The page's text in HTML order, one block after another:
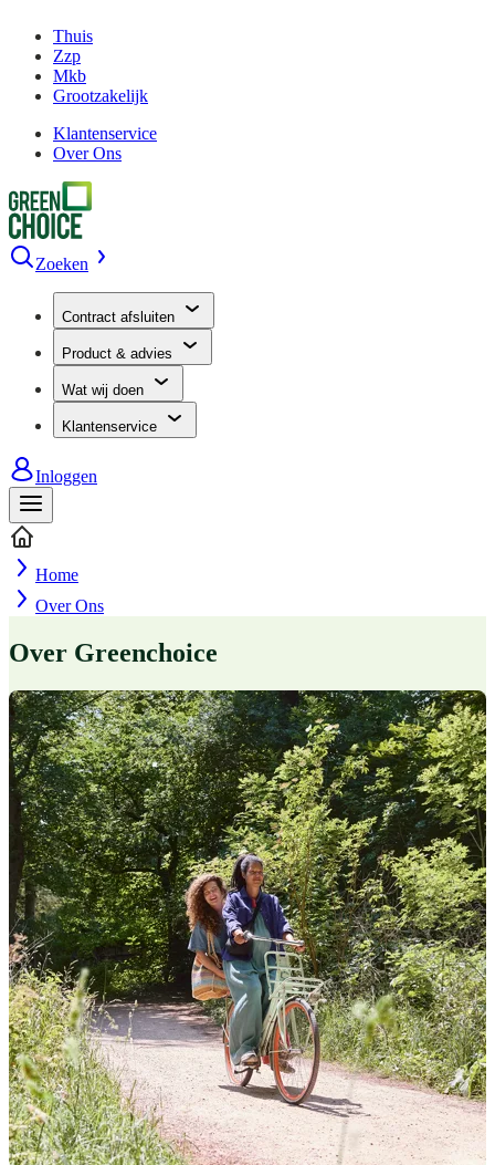
Thuis
Zzp
Mkb
Grootzakelijk
Klantenservice
Over Ons
Zoeken
Contract afsluiten
Product & advies
Wat wij doen
Klantenservice
Inloggen
Home
Over Ons
Over Greenchoice